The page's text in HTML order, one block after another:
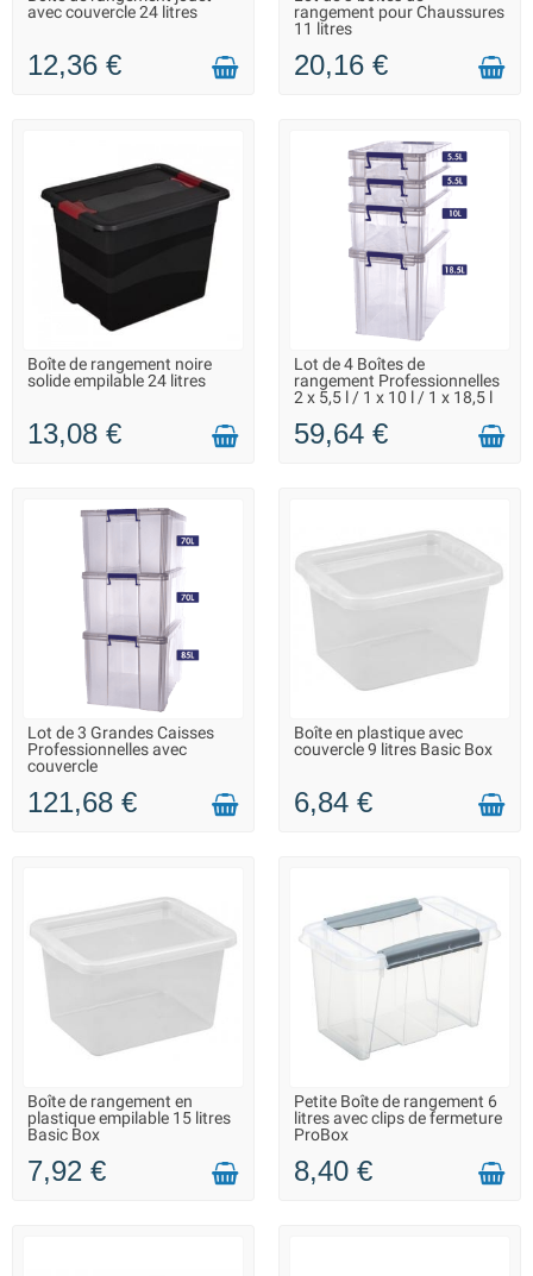
avec couvercle 24 litres
12,36 €
VOUS POUVEZ COMMANDER
rangement pour Chaussures
11 litres
20,16 €
LIVRAISON 2 À 3 JOURS
Boîte de rangement noire
solide empilable 24 litres
13,08 €
LIVRAISON 2 À 3 JOURS
Lot de 4 Boîtes de
rangement Professionnelles
2 x 5,5 l / 1 x 10 l / 1 x 18,5 l
59,64 €
LIVRAISON 2 À 3 JOURS
Lot de 3 Grandes Caisses
Professionnelles avec
couvercle
121,68 €
LIVRAISON 2 À 3 JOURS
Boîte en plastique avec
couvercle 9 litres Basic Box
6,84 €
LIVRAISON 2 À 3 JOURS
Boîte de rangement en
plastique empilable 15 litres
Basic Box
7,92 €
LIVRAISON 2 À 3 JOURS
Petite Boîte de rangement 6
litres avec clips de fermeture
ProBox
8,40 €